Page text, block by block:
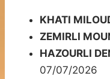
KHATI
ZEMIRLI
HAZOURLI
07/07/2026